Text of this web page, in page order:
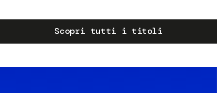
Scopri tutti i titoli